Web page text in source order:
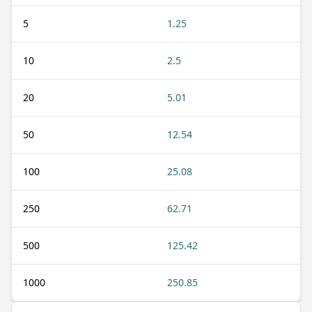
5 1.25
10 2.5
20 5.01
50 12.54
100 25.08
250 62.71
500 125.42
1000 250.85